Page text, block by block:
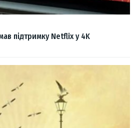
підтримку Netflix у 4K